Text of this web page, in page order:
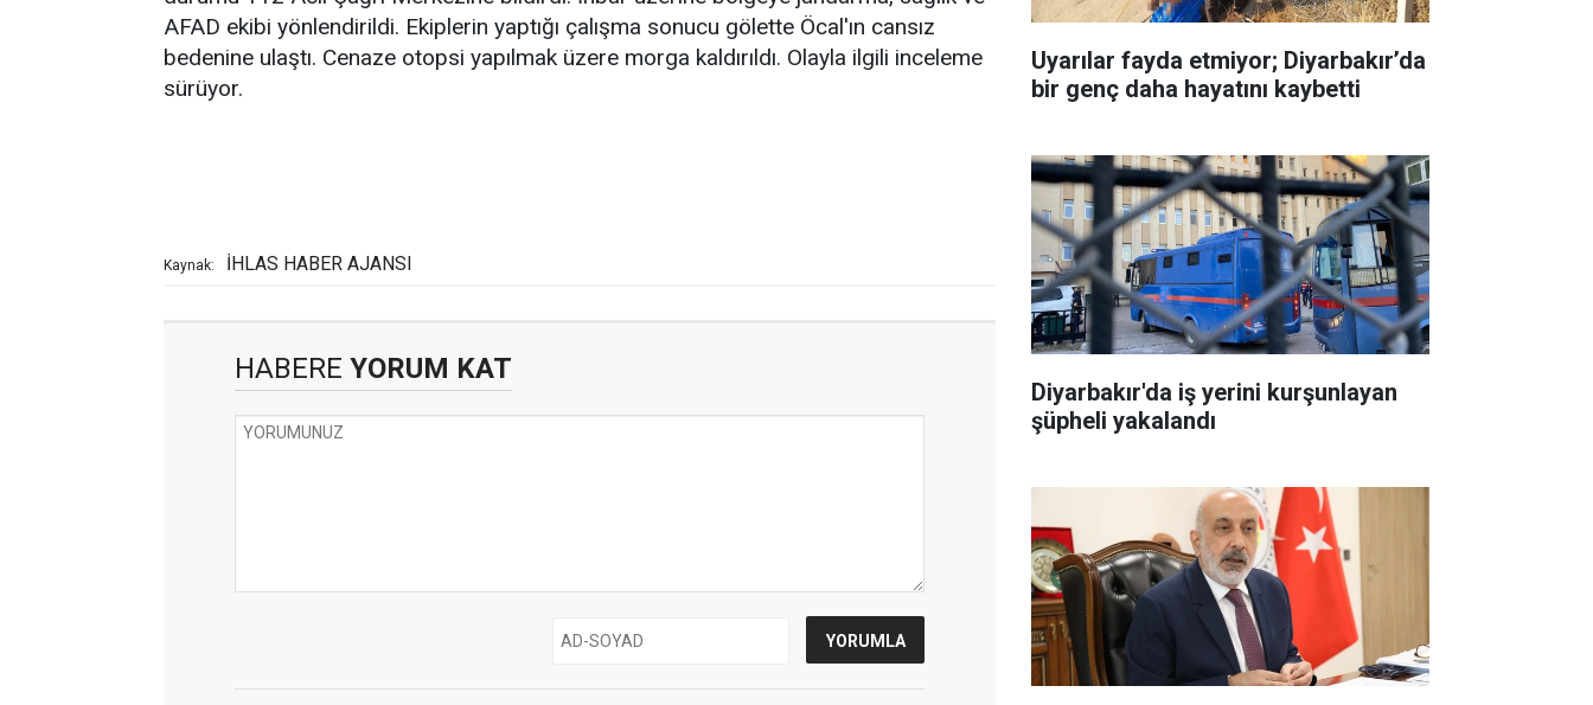
AFAD ekibi yönlendirildi. Ekiplerin yaptığı çalışma sonucu gölette Öcal'ın cansız
bedenine ulaştı. Cenaze otopsi yapılmak üzere morga kaldırıldı. Olayla ilgili inceleme
sürüyor.
Kaynak: İHLAS HABER AJANSI
HABERE YORUM KAT
Uyarılar fayda etmiyor; Diyarbakır’da
bir genç daha hayatını kaybetti
Diyarbakır'da iş yerini kurşunlayan
şüpheli yakalandı